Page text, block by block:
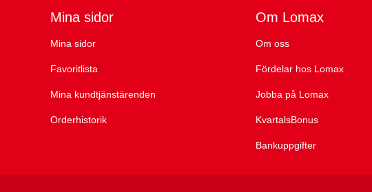
Mina sidor
Mina sidor
Favoritlista
Mina kundtjänstärenden
Orderhistorik
Om Lomax
Om oss
Fördelar hos Lomax
Jobba på Lomax
KvartalsBonus
Bankuppgifter